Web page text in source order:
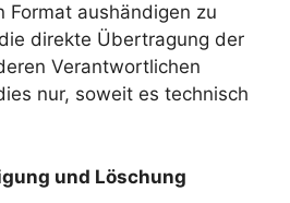
Format aushändigen zu
direkte Übertragung der
Verantwortlichen
nur, soweit es technisch
und Löschung